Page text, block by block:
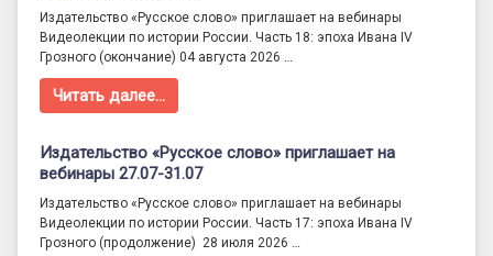
Издательство «Русское слово» приглашает на вебинары
Видеолекции по истории России. Часть 18: эпоха Ивана IV
Грозного (окончание) 04 августа 2026 …
Читать далее…
Издательство «Русское слово» приглашает на
вебинары 27.07-31.07
Издательство «Русское слово» приглашает на вебинары
Видеолекции по истории России. Часть 17: эпоха Ивана IV
Грозного (продолжение) 28 июля 2026 …